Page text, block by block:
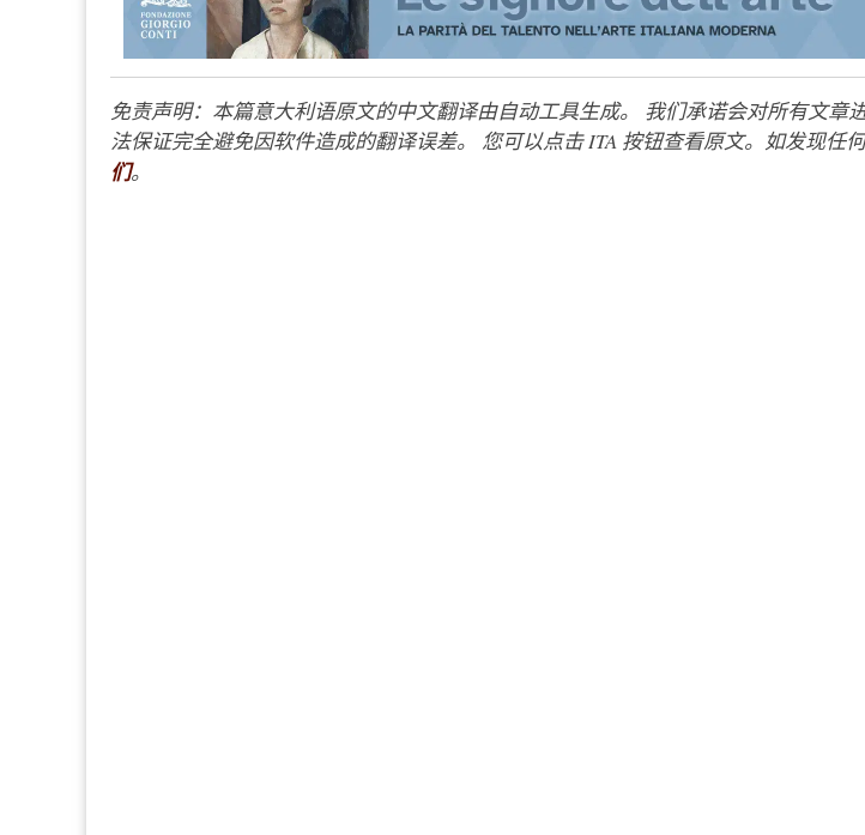
免责声明：本篇意大利语原文的中文翻译由自动工具生成。 我们承诺会对所有文章
法保证完全避免因软件造成的翻译误差。 您可以点击 ITA 按钮查看原文。如发现任何
们。